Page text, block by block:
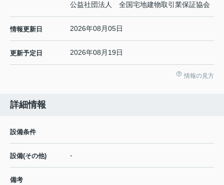
公益社団法人 全国宅地建物取引業保証協会
情報更新日 2026年08月05日
更新予定日 2026年08月19日
情報の見方
詳細情報
設備条件
設備(その他) -
備考